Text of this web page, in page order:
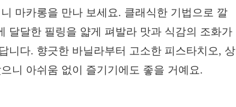
마카롱을 만나 보세요. 클래식한 기법으로 깔
달달한 필링을 얇게 펴발라 맛과 식감의 조화가
니다. 향긋한 바닐라부터 고소한 피스타치오, 상
니 아쉬움 없이 즐기기에도 좋을 거예요.